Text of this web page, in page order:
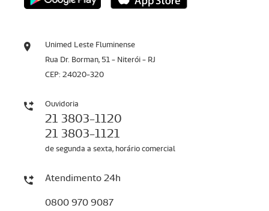
Unimed Leste Fluminense
Rua Dr. Borman, 51 - Niterói - RJ
CEP: 24020-320
Ouvidoria
21 3803-1120
21 3803-1121
de segunda a sexta, horário comercial
Atendimento 24h
0800 970 9087